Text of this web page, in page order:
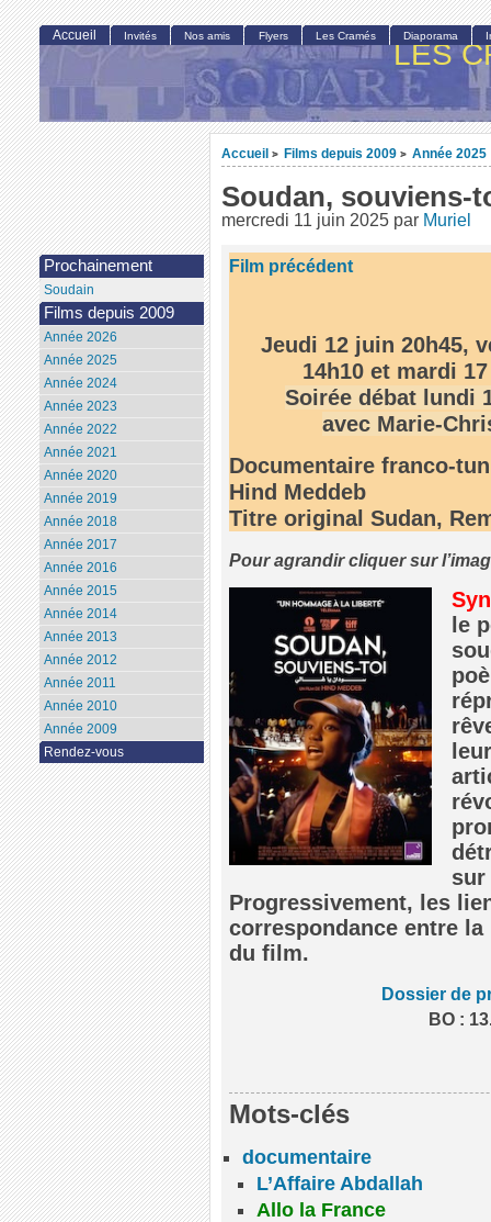
LES
Accueil > Films depuis 2009 > Année 2025
Soudan, souviens-
mercredi 11 juin 2025 par Muriel
Film précédent
Jeudi 12 juin 20h45,
14h10 et mardi
Soirée débat lundi
avec Marie-
Documentaire franco-
Hind Meddeb
Titre original Sudan,
Pour agrandir cliquer sur
le
sur
Progressivement, les
correspondance entre
du film.
Dossier de
BO :
Mots-clés
documentaire
L’Affaire Abdallah
Allo la France
Accueil Invités Nos amis Flyers Les Cramés Diaporama
Prochainement
Soudain
Films depuis 2009
Année 2026
Année 2025
Année 2024
Année 2023
Année 2022
Année 2021
Année 2020
Année 2019
Année 2018
Année 2017
Année 2016
Année 2015
Année 2014
Année 2013
Année 2012
Année 2011
Année 2010
Année 2009
Rendez-vous